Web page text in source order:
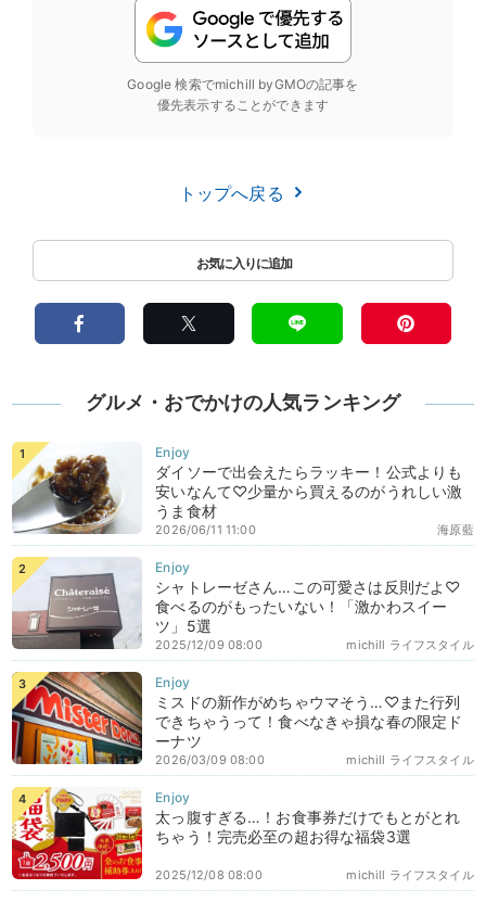
Google 検索でmichill byGMOの記事を
優先表示することができます
トップへ戻る
グルメ・おでかけの人気ランキング
ダイソーで出会えたらラッキー！公式よりも
安いなんて♡少量から買えるのがうれしい激
うま食材
海原藍
2026/06/11 11:00
シャトレーゼさん…この可愛さは反則だよ♡
食べるのがもったいない！「激かわスイー
ツ」5選
michill ライフスタイル
2025/12/09 08:00
ミスドの新作がめちゃウマそう…♡また行列
できちゃうって！食べなきゃ損な春の限定ド
ーナツ
michill ライフスタイル
2026/03/09 08:00
太っ腹すぎる…！お食事券だけでもとがとれ
ちゃう！完売必至の超お得な福袋3選
michill ライフスタイル
2025/12/08 08:00